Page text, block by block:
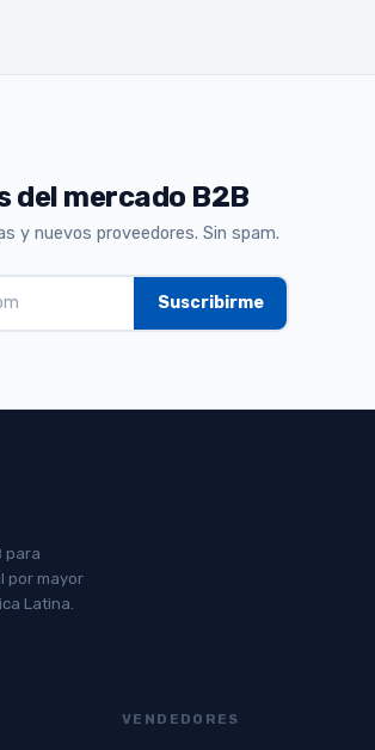
del mercado B2B
y nuevos proveedores. Sin spam.
para
por mayor
Latina.
VENDEDORES